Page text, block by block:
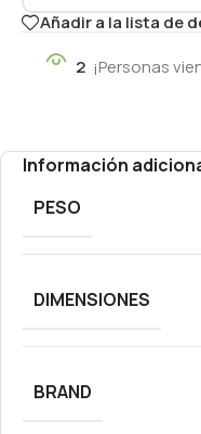
Añadir a la lista de
2 ¡Personas
Información
PESO
DIMENSIONES
BRAND